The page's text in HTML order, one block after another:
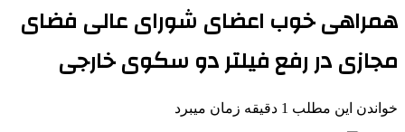
همراهی خوب اعضای شورای عالی فضای
مجازی در رفع فیلتر دو سکوی خارجی
خواندن این مطلب 1 دقیقه زمان میبرد